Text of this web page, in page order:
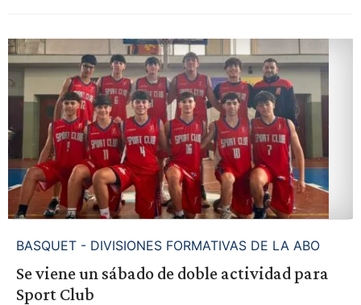
BASQUET - DIVISIONES FORMATIVAS DE LA ABO
Se viene un sábado de doble actividad para
Sport Club